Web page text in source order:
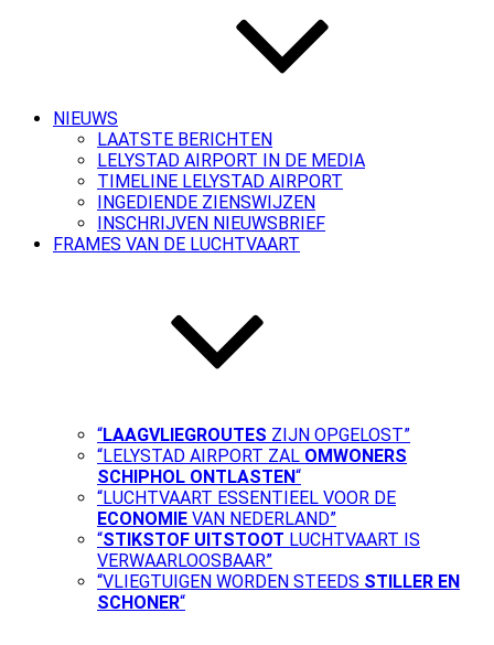
NIEUWS
LAATSTE BERICHTEN
LELYSTAD AIRPORT IN DE MEDIA
TIMELINE LELYSTAD AIRPORT
INGEDIENDE ZIENSWIJZEN
INSCHRIJVEN NIEUWSBRIEF
FRAMES VAN DE LUCHTVAART
“LAAGVLIEGROUTES ZIJN OPGELOST”
“LELYSTAD AIRPORT ZAL OMWONERS
SCHIPHOL ONTLASTEN“
“LUCHTVAART ESSENTIEEL VOOR DE
ECONOMIE VAN NEDERLAND”
“STIKSTOF UITSTOOT LUCHTVAART IS
VERWAARLOOSBAAR”
“VLIEGTUIGEN WORDEN STEEDS STILLER EN
SCHONER“